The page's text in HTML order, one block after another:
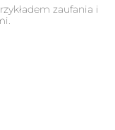
zaufania i